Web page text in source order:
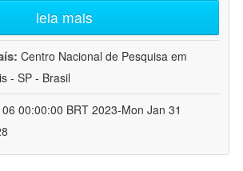
leia mais
Centro Nacional de Pesquisa em
- SP - Brasil
00:00:00 BRT 2023-Mon Jan 31